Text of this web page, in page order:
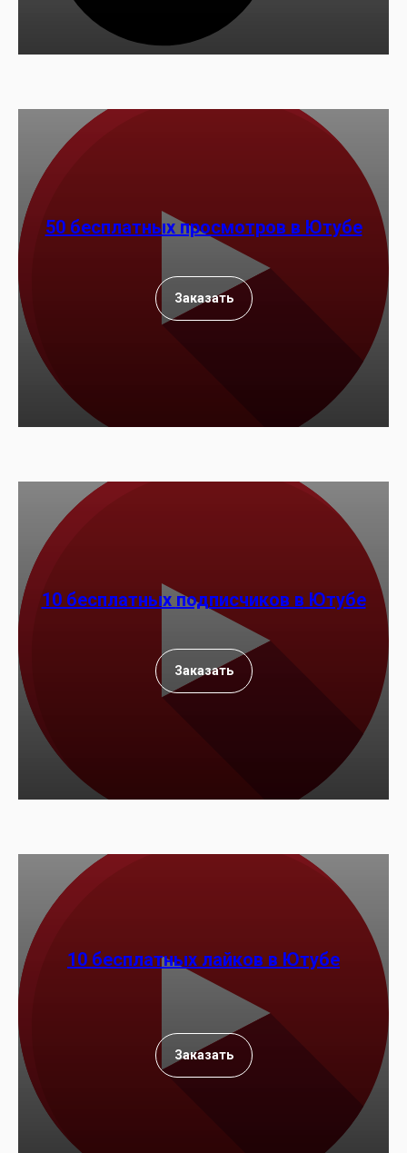
50 бесплатных просмотров в Ютубе
Заказать
10 бесплатных подписчиков в Ютубе
Заказать
10 бесплатных лайков в Ютубе
Заказать